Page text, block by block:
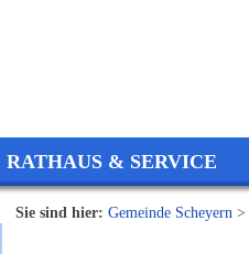
RATHAUS & SERVICE
Sie sind hier: Gemeinde Scheyern >